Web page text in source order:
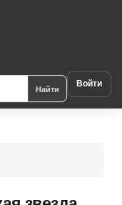
Найти Войти